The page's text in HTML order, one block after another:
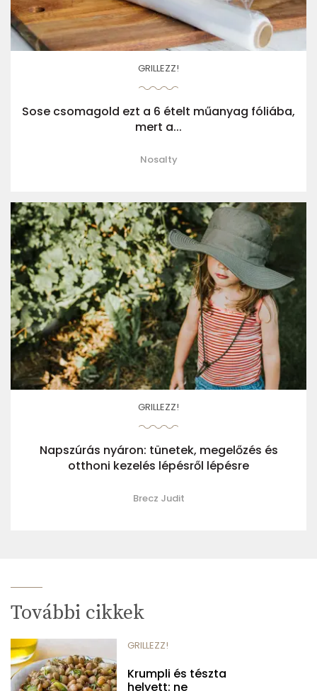
GRILLEZZ!
Sose csomagold ezt a 6 ételt műanyag fóliába,
mert a...
Nosalty
GRILLEZZ!
Napszúrás nyáron: tünetek, megelőzés és
otthoni kezelés lépésről lépésre
Brecz Judit
További cikkek
GRILLEZZ!
Krumpli és tészta
helyett: ne